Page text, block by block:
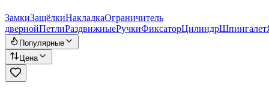
ЗамкиЗащёлкиНакладкаОграничитель
двернойПетлиРаздвижныеРучкиФиксаторЦилиндрШпингалет
Популярные
Цена